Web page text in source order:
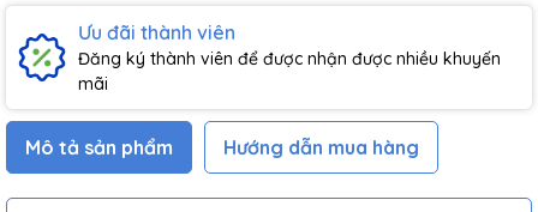
Ưu đãi thành viên
Đăng ký thành viên để được nhận được nhiều khuyến
mãi
Mô tả sản phẩm Hướng dẫn mua hàng